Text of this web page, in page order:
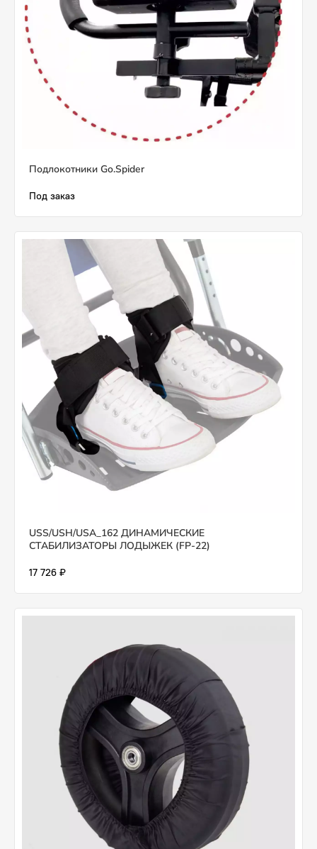
Подлокотники Go.Spider
Под заказ
USS/USH/USA_162 ДИНАМИЧЕСКИЕ
СТАБИЛИЗАТОРЫ ЛОДЫЖЕК (FP-22)
17 726 ₽